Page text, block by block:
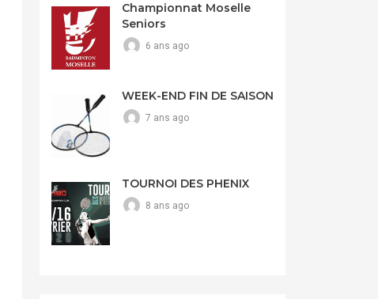
Championnat Moselle
Seniors
6 ans ago
WEEK-END FIN DE SAISON
7 ans ago
TOURNOI DES PHENIX
8 ans ago